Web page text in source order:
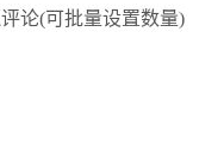
论(可批量设置数量)